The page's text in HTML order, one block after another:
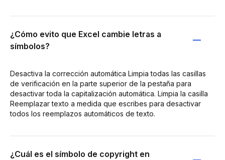
¿Cómo evito que Excel cambie letras a
símbolos?
Desactiva la corrección automática Limpia todas las casillas
de verificación en la parte superior de la pestaña para
desactivar toda la capitalización automática. Limpia la casilla
Reemplazar texto a medida que escribes para desactivar
todos los reemplazos automáticos de texto.
¿Cuál es el símbolo de copyright en